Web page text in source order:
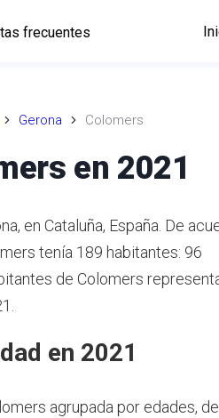
frecuentes
Gerona Colomers
en 2021
en Cataluña, España. De
tenía 189 habitantes: 96
de Colomers
en 2021
agrupada por edades, de